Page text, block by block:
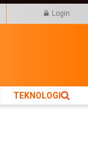
Login
TEKNOLOGI